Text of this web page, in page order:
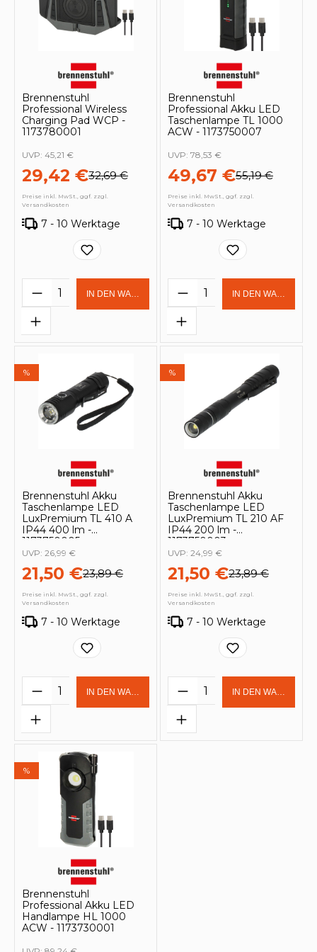
Brennenstuhl
Professional Wireless
Charging Pad WCP -
1173780001
29,42 €32,69 €
UVP: 45,21 €
Preise inkl. MwSt., ggf. zzgl.
Versandkosten
7 - 10 Werktage
Produkt Anzahl: Gib den
IN DEN WARENKORB
Brennenstuhl
Professional Akku LED
Taschenlampe TL 1000
ACW - 1173750007
49,67 €55,19 €
UVP: 78,53 €
Preise inkl. MwSt., ggf. zzgl.
Versandkosten
7 - 10 Werktage
Produkt Anzahl:
IN DEN
%
Brennenstuhl Akku
Taschenlampe LED
LuxPremium TL 410 A
IP44 400 lm -
1173750005
21,50 €23,89 €
UVP: 26,99 €
Preise inkl. MwSt., ggf. zzgl.
Versandkosten
7 - 10 Werktage
Produkt Anzahl: Gib den
IN DEN WARENKORB
%
Brennenstuhl Akku
Taschenlampe LED
LuxPremium TL 210 AF
IP44 200 lm -
1173750003
21,50 €23,89 €
UVP: 24,99 €
Preise inkl. MwSt., ggf. zzgl.
Versandkosten
7 - 10 Werktage
Produkt Anzahl:
IN DEN
%
Brennenstuhl
Professional Akku LED
Handlampe HL 1000
ACW - 1173730001